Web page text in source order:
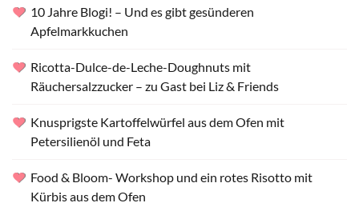
10 Jahre Blogi! – Und es gibt gesünderen
Apfelmarkkuchen
Ricotta-Dulce-de-Leche-Doughnuts mit
Räuchersalzzucker – zu Gast bei Liz & Friends
Knusprigste Kartoffelwürfel aus dem Ofen mit
Petersilienöl und Feta
Food & Bloom- Workshop und ein rotes Risotto mit
Kürbis aus dem Ofen